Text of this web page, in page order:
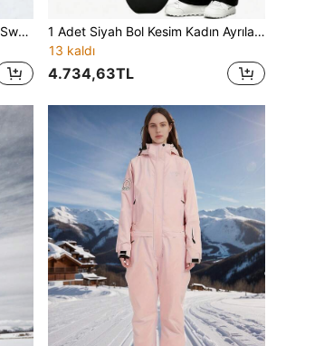
1 Parça Kadın Kışlık Kapüşonlu Sweatshirt Kayak Montu, Bağcıklı Yüksek Yaka, Açık Hava Kayak Üstü, Açık Hava Kayak Montu, Kaplamalı Fermuarlı Kaymayı Önleyici Tasarım, Fermuarlı Cepli Kayak Montu, Kış Sporları Kayak Giysileri, Spor Giyim, Açık Hava Aktiviteleri İçin Uygun, Kış Kayak Ekipmanları, Güçlendirilmiş Yapı, Fonksiyonel Kayak Ekipmanları, Kar Ekipmanları, Kayak Giysileri Kadın Kayak Kıyafetleri
1 Adet Siyah Bol Kesim Kadın Ayrılabilir Askılı Kayak Pantolonu, Çoklu Tokalı Kar Geçirmez Yüksek Bel, Ayarlanabilir Elastik Omuz Askılı, Tek Taraflı Kargo Cep + Fermuarlı Depolama Cebi, Güçlendirilmiş Dikiş İşçiliği, Bol Düz Geniş Paça Kesim, Single Board/Double Board Kayak İçin Uygun, Kar ve Outdoor Boş Zaman Sporları İçin Askılı Uzun Pantolon, Çeşitli Kış Outdoor Kar Aktiviteleri İçin Uygun
13 kaldı
4.734,63TL